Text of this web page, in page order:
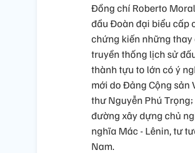
Đồng chí Roberto
đầu Đoàn đại biểu cấp
chứng kiến những
truyền thống lịch sử
thành tựu to lớn có ý
mới do Đảng Cộng sản
thư Nguyễn Phú
đường xây dựng chủ
nghĩa Mác - Lênin, tư
Nam.